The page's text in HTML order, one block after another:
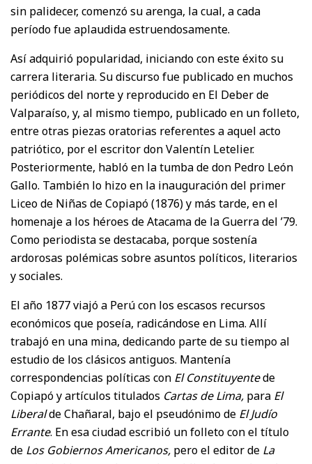
sin palidecer, comenzó su arenga, la cual, a cada
período fue aplaudida estruendosamente.
Así adquirió popularidad, iniciando con este éxito su
carrera literaria. Su discurso fue publicado en muchos
periódicos del norte y reproducido en El Deber de
Valparaíso, y, al mismo tiempo, publicado en un folleto,
entre otras piezas oratorias referentes a aquel acto
patriótico, por el escritor don Valentín Letelier.
Posteriormente, habló en la tumba de don Pedro León
Gallo. También lo hizo en la inauguración del primer
Liceo de Niñas de Copiapó (1876) y más tarde, en el
homenaje a los héroes de Atacama de la Guerra del ’79.
Como periodista se destacaba, porque sostenía
ardorosas polémicas sobre asuntos políticos, literarios
y sociales.
El año 1877 viajó a Perú con los escasos recursos
económicos que poseía, radicándose en Lima. Allí
trabajó en una mina, dedicando parte de su tiempo al
estudio de los clásicos antiguos. Mantenía
correspondencias políticas con El Constituyentede
Copiapó y artículos titulados Cartas de Lima, para El
Liberalde Chañaral, bajo el pseudónimo de El Judío
Errante. En esa ciudad escribió un folleto con el título
de Los Gobiernos Americanos, pero el editor de La